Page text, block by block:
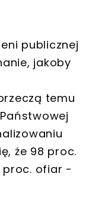
publicznej
jakoby
temu
że 98 proc.
proc. ofiar -